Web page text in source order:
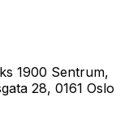
1900 Sentrum,
28, 0161 Oslo